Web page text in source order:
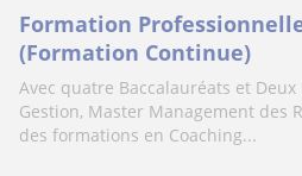
Formation
(Formation Continue)
Avec quatre Baccalauréats et
Gestion, Master Management des
des formations en Coaching...